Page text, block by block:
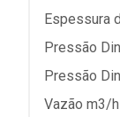
Espessura
Pressão
Pressão
Vazão m3/